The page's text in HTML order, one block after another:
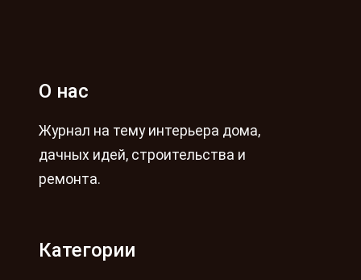
О нас
Журнал на тему интерьера дома,
дачных идей, строительства и
ремонта.
Категории